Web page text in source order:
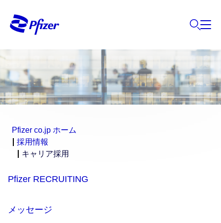
Pfizer co.jp ホーム
採用情報
キャリア採用
Pfizer RECRUITING
メッセージ